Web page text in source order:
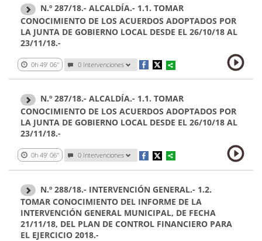
N.º 287/18.- ALCALDÍA.- 1.1. TOMAR
CONOCIMIENTO DE LOS ACUERDOS ADOPTADOS POR
LA JUNTA DE GOBIERNO LOCAL DESDE EL 26/10/18 AL
23/11/18.-
0h 49' 06'' 0 Intervenciones
N.º 287/18.- ALCALDÍA.- 1.1. TOMAR
CONOCIMIENTO DE LOS ACUERDOS ADOPTADOS POR
LA JUNTA DE GOBIERNO LOCAL DESDE EL 26/10/18 AL
23/11/18.-
0h 49' 06'' 0 Intervenciones
N.º 288/18.- INTERVENCIÓN GENERAL.- 1.2.
TOMAR CONOCIMIENTO DEL INFORME DE LA
INTERVENCIÓN GENERAL MUNICIPAL, DE FECHA
21/11/18, DEL PLAN DE CONTROL FINANCIERO PARA
EL EJERCICIO 2018.-